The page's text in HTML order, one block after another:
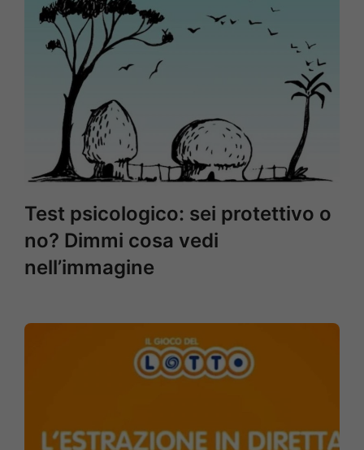
Test psicologico: sei protettivo o
no? Dimmi cosa vedi
nell’immagine